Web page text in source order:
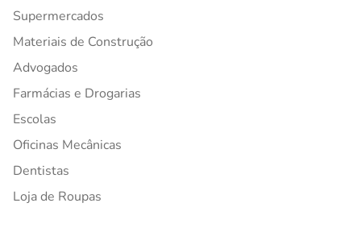
Supermercados
Materiais de Construção
Advogados
Farmácias e Drogarias
Escolas
Oficinas Mecânicas
Dentistas
Loja de Roupas